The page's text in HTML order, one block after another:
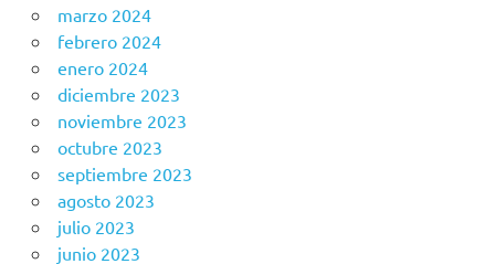
marzo 2024
febrero 2024
enero 2024
diciembre 2023
noviembre 2023
octubre 2023
septiembre 2023
agosto 2023
julio 2023
junio 2023